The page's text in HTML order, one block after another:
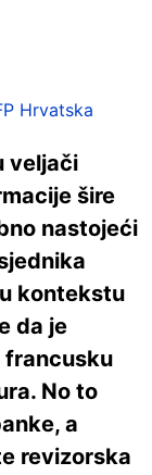
Hrvatska
veljači
šire
nastojeći
kontekstu
da je
francusku
No to
a
revizorska